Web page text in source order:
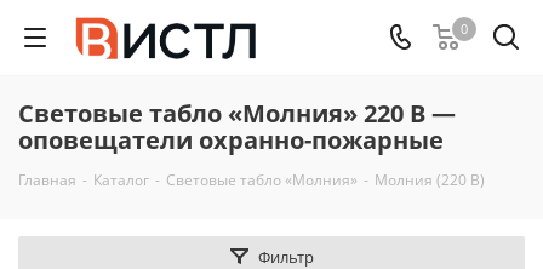
0
Световые табло «Молния» 220 В —
оповещатели охранно-пожарные
Главная - Каталог - Световые табло «Молния» - Молния (220 В)
Фильтр